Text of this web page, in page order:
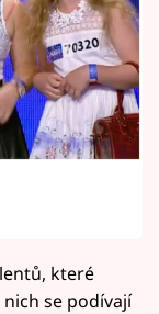
které
se podívají